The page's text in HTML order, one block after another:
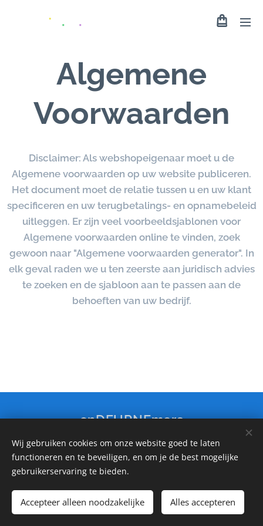
Algemene
Voorwaarden
Disclaimer: Als webshopeigenaar moet u de
Algemene voorwaarden op uw website publiceren.
Het document moet de relatie tussen u en uw klant
specificeren en uw terugbetalings- en opnamebeleid
uitleggen. Er zijn veel voorbeeldsjablonen voor
Algemene voorwaarden online te vinden, zoek
gewoon naar "Algemene voorwaarden generator". In
elk geval raden we u ten zeerste aan juridisch advies
te zoeken en de sjabloon aan te passen aan de
behoeften van uw bedrijf.
onDEURNEmers
Economieraad Deurne
info@ondeurnemers.be
© Ondeurnemers 2026
Wij gebruiken cookies om onze website goed te laten
functioneren en te beveiligen, en om je de best mogelijke
gebruikerservaring te bieden.
Accepteer alleen noodzakelijke Alles accepteren